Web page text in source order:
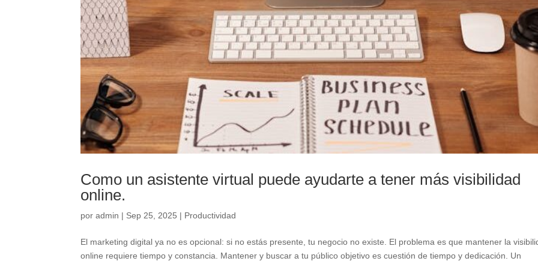
Como un asistente virtual puede ayudarte a tener más visibilidad
online.
poradmin | Sep 25, 2025 | Productividad
El marketing digital ya no es opcional: si no estás presente, tu negocio no existe. El problema es que mantener la
online requiere tiempo y constancia. Mantener y buscar a tu público objetivo es cuestión de tiempo y dedicación. Un